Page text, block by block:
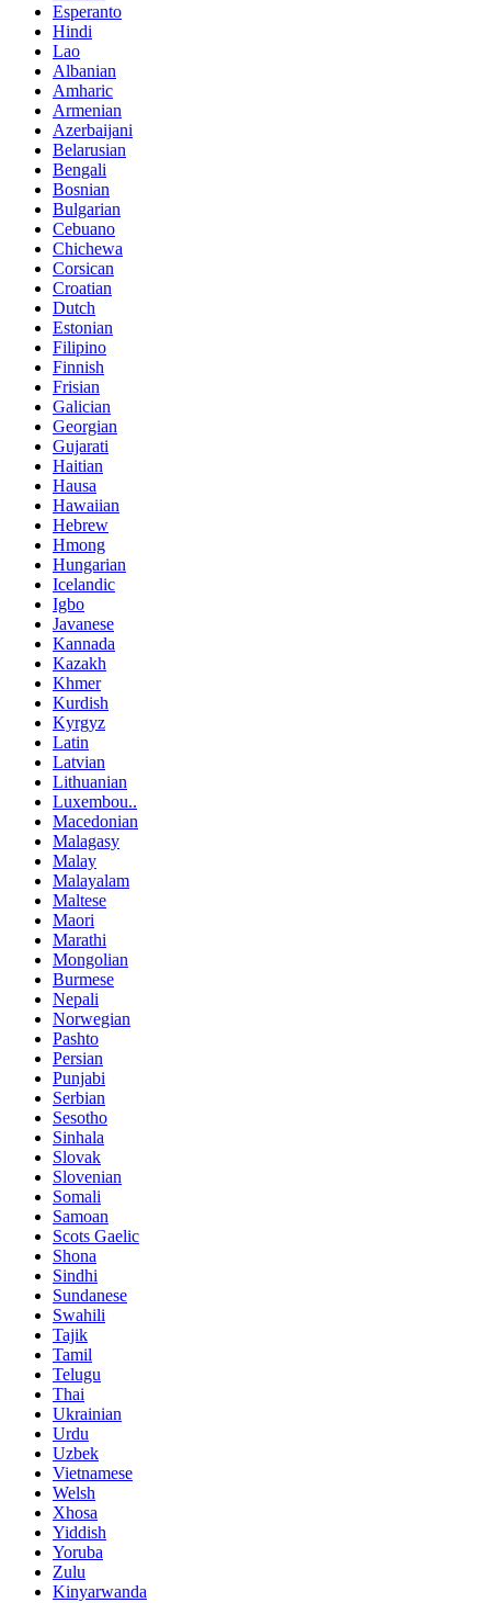
Esperanto
Hindi
Lao
Albanian
Amharic
Armenian
Azerbaijani
Belarusian
Bengali
Bosnian
Bulgarian
Cebuano
Chichewa
Corsican
Croatian
Dutch
Estonian
Filipino
Finnish
Frisian
Galician
Georgian
Gujarati
Haitian
Hausa
Hawaiian
Hebrew
Hmong
Hungarian
Icelandic
Igbo
Javanese
Kannada
Kazakh
Khmer
Kurdish
Kyrgyz
Latin
Latvian
Lithuanian
Luxembou..
Macedonian
Malagasy
Malay
Malayalam
Maltese
Maori
Marathi
Mongolian
Burmese
Nepali
Norwegian
Pashto
Persian
Punjabi
Serbian
Sesotho
Sinhala
Slovak
Slovenian
Somali
Samoan
Scots Gaelic
Shona
Sindhi
Sundanese
Swahili
Tajik
Tamil
Telugu
Thai
Ukrainian
Urdu
Uzbek
Vietnamese
Welsh
Xhosa
Yiddish
Yoruba
Zulu
Kinyarwanda